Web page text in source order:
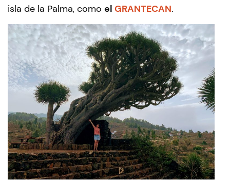
isla de la Palma, como el GRANTECAN.